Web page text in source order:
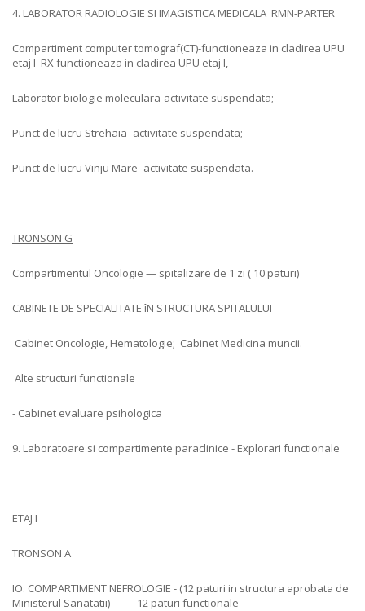
4. LABORATOR RADIOLOGIE SI IMAGISTICA MEDICALA RMN-PARTER
Compartiment computer tomograf(CT)-functioneaza in cladirea UPU
etaj I RX functioneaza in cladirea UPU etaj I,
Laborator biologie moleculara-activitate suspendata;
Punct de lucru Strehaia- activitate suspendata;
Punct de lucru Vinju Mare- activitate suspendata.
TRONSON G
Compartimentul Oncologie — spitalizare de 1 zi ( 10 paturi)
CABINETE DE SPECIALITATE îN STRUCTURA SPITALULUI
Cabinet Oncologie, Hematologie; Cabinet Medicina muncii.
Alte structuri functionale
- Cabinet evaluare psihologica
9. Laboratoare si compartimente paraclinice - Explorari functionale
ETAJ I
TRONSON A
IO. COMPARTIMENT NEFROLOGIE - (12 paturi in structura aprobata de
Ministerul Sanatatii) 12 paturi functionale